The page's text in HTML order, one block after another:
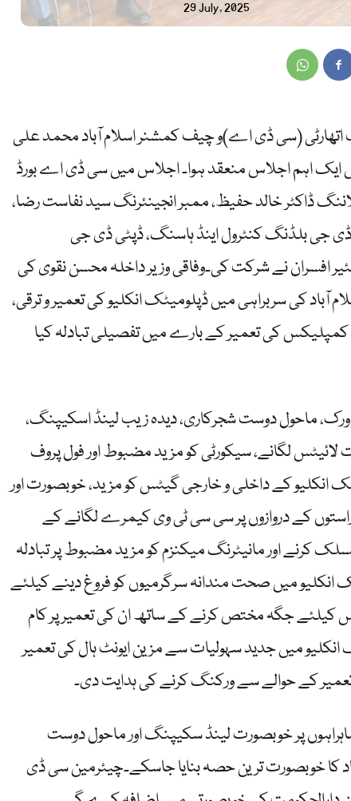
29 July, 2025
اتھارٹی (سی ڈی اے)و چیف کمشنر اسلام آباد محمد علی
ایک اہم اجلاس منعقد ہوا۔ اجلاس میں سی ڈی اے بورڈ
ڈاکٹر خالد حفیظ، ممبر انجینئرنگ سید نفاست رضا،
ڈی جی بلڈنگ کنٹرول اینڈ ہاسنگ، ڈپٹی ڈی جی
افسران نے شرکت کی۔وفاقی وزیر داخلہ محسن نقوی کی
کی سربراہی میں ڈپلومیٹک انکلیو کی تعمیر و ترقی،
کی تعمیر کے بارے میں تفصیلی تبادلہ کیا
ورک، ماحول دوست شجرکاری، دیدہ زیب لینڈ اسکیپنگ،
لگانے، سیکورٹی کو مزید مضبوط اور فول پروف
انکلیو کے داخلی و خارجی گیٹس کو مزید، خوبصورت اور
کے دروازوں پر سی سی ٹی وی کیمرے لگانے کے
کرنے اور مانیٹرنگ میکنزم کو مزید مضبوط پر تبادلہ
میں صحت مندانہ سرگرمیوں کو فروغ دینے کیلئے
جگہ مختص کرنے کے ساتھ ان کی تعمیر پر کام
میں جدید سہولیات سے مزین ایونٹ ہال کی تعمیر
کے حوالے سے ورکنگ کرنے کی ہدایت دی۔
پر خوبصورت لینڈ سکیپنگ اور ماحول دوست
کا خوبصورت ترین حصہ بنایا جاسکے۔چیئرمین سی ڈی